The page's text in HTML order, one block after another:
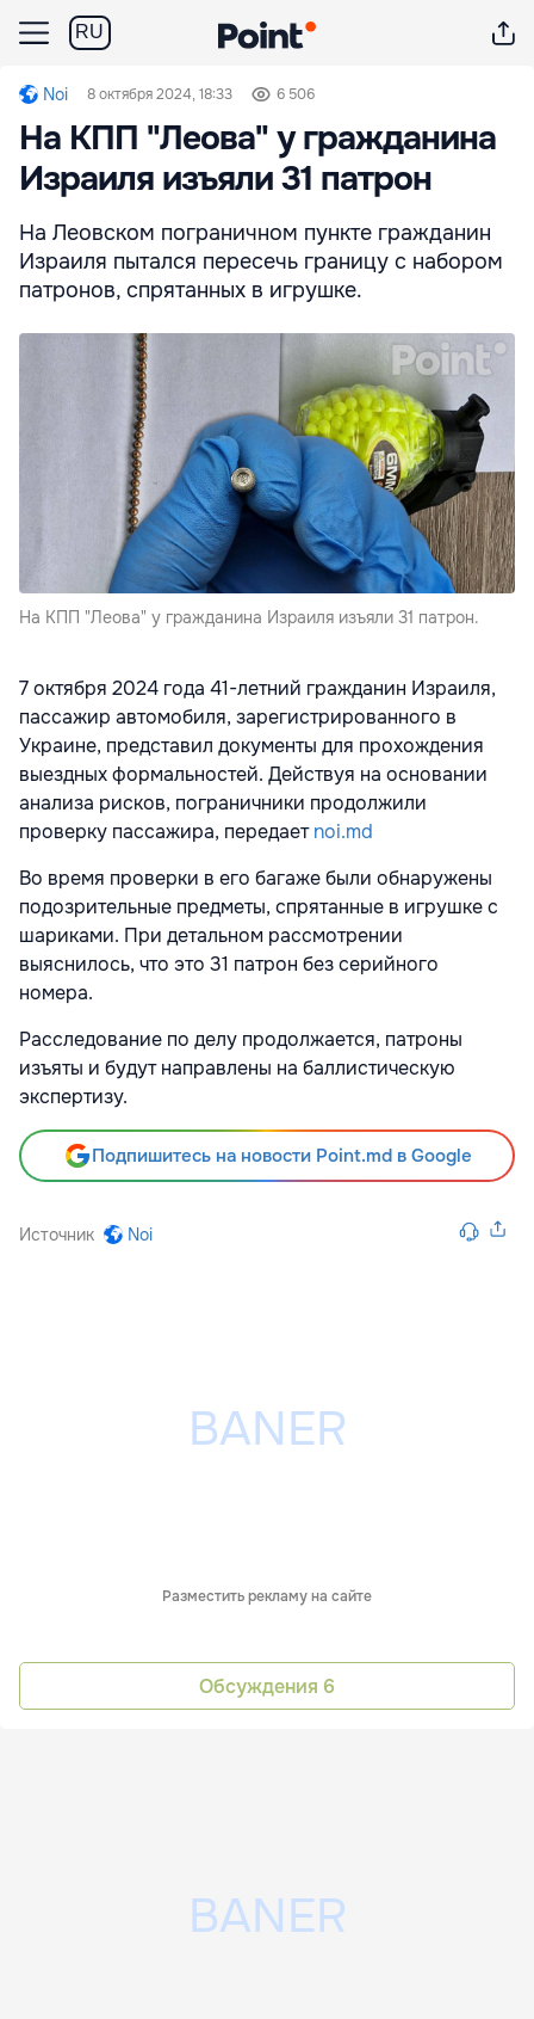
RU
Noi 8 октября 2024, 18:33 6 506
На КПП "Леова" у гражданина
Израиля изъяли 31 патрон
На Леовском пограничном пункте гражданин
Израиля пытался пересечь границу с набором
патронов, спрятанных в игрушке.
На КПП "Леова" у гражданина Израиля изъяли 31 патрон.
7 октября 2024 года 41-летний гражданин Израиля,
пассажир автомобиля, зарегистрированного в
Украине, представил документы для прохождения
выездных формальностей. Действуя на основании
анализа рисков, пограничники продолжили
проверку пассажира, передаетnoi.md
Во время проверки в его багаже были обнаружены
подозрительные предметы, спрятанные в игрушке с
шариками. При детальном рассмотрении
выяснилось, что это 31 патрон без серийного
номера.
Расследование по делу продолжается, патроны
изъяты и будут направлены на баллистическую
экспертизу.
Подпишитесь на новости Point.md в Google
Источник Noi
Разместить рекламу на сайте
Обсуждения 6